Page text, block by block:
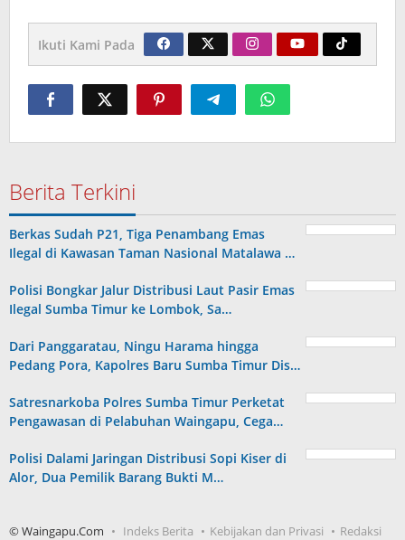
Ikuti Kami Pada
Berita Terkini
Berkas Sudah P21, Tiga Penambang Emas
Ilegal di Kawasan Taman Nasional Matalawa …
Polisi Bongkar Jalur Distribusi Laut Pasir Emas
Ilegal Sumba Timur ke Lombok, Sa…
Dari Panggaratau, Ningu Harama hingga
Pedang Pora, Kapolres Baru Sumba Timur Dis…
Satresnarkoba Polres Sumba Timur Perketat
Pengawasan di Pelabuhan Waingapu, Cega…
Polisi Dalami Jaringan Distribusi Sopi Kiser di
Alor, Dua Pemilik Barang Bukti M…
© Waingapu.Com Indeks Berita Kebijakan dan Privasi Redaksi